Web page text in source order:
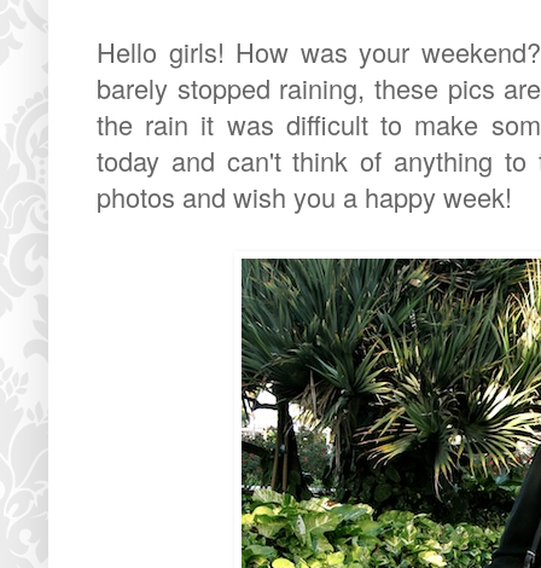
Hello girls! How was your
barely stopped raining, these pics
the rain it was difficult to make
today and can't think of anything
photos and wish you a happy week!